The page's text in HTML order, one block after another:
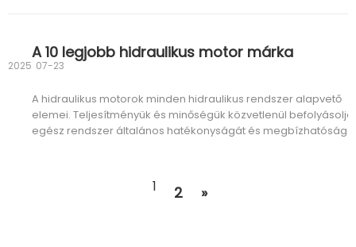
A 10 legjobb hidraulikus motor márka
A hidraulikus motorok minden hidraulikus rendszer alapvető
elemei. Teljesítményük és minőségük közvetlenül befolyásolja
egész rendszer általános hatékonyságát és
2025 07-23
1 2 »